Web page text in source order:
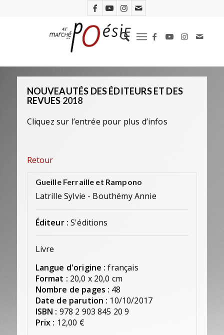
NOUVEAUTÉS DES ÉDITEURS ET DES
REVUES 2018
Cliquez sur l’entrée pour plus d’infos
Retour
Gueille Ferraille et Rampono
Latrille Sylvie - Bouthémy Annie
Éditeur : S'éditions
Livre
Langue d'origine : français
Format : 20,0 x 20,0 cm
Nombre de pages : 48
Date de parution : 10/10/2017
ISBN : 978 2 903 845 20 9
Prix : 12,00 €